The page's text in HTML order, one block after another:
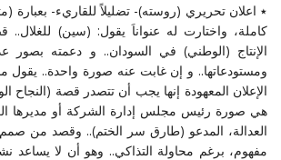
٭ اعلان تحريري (روسته)- تضليلاً للقاريء- بعبارة
كاملة، واختارت له عنواناَ يقول: (سين)
الإنتاج (الوطني) في السودان.. و دعمته بصور
ومستودعاتها.. و إن غابت عنه صورة واحدة.. يقول
الإعلان المعهودة إنها يجب أن تتصدر قصة (النجاح
هي صورة رئيس مجلس إدارة الشركة أو مديرها
العدالة، المدعو (طارق سر الختم).. وقصد من صمم
مفهوم، برغم محاولة التذاكي.. وهو أن لا يساعد